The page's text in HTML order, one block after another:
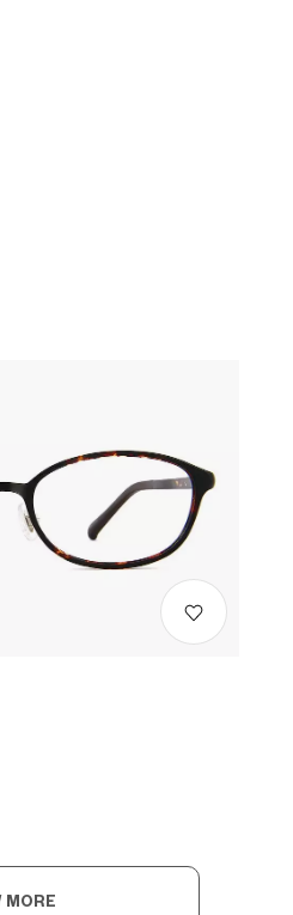
MORE